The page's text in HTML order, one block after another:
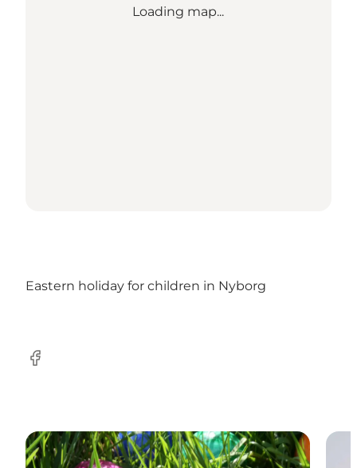
Loading map...
Eastern holiday for children in Nyborg
Facebook